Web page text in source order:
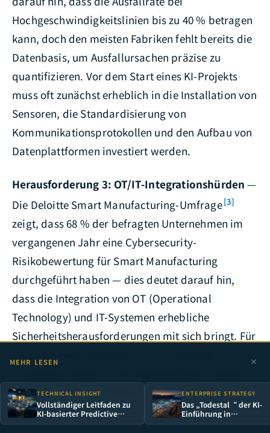
Hochgeschwindigkeitslinien bis zu 40 % betragen
kann, doch den meisten Fabriken fehlt bereits die
Datenbasis, um Ausfallursachen präzise zu
quantifizieren. Vor dem Start eines KI-Projekts
muss oft zunächst erheblich in die Installation von
Sensoren, die Standardisierung von
Kommunikationsprotokollen und den Aufbau von
Datenplattformen investiert werden.
Herausforderung 3: OT/IT-Integrationshürden —
Die Deloitte Smart Manufacturing-Umfrage[3]
zeigt, dass 68 % der befragten Unternehmen im
vergangenen Jahr eine Cybersecurity-
Risikobewertung für Smart Manufacturing
durchgeführt haben — dies deutet darauf hin,
dass die Integration von OT (Operational
Technology) und IT-Systemen erhebliche
Sicherheitsherausforderungen mit sich bringt. Für
sind Sicherheitsbedenken ein wesentliches
Hindernis bei der KI-Einführung.
MEHR LESEN
TECHNICAL INSIGHT
Vollständiger Leitfaden zu
KI-basierter Predictive
Maintenance: Von der
ENTERPRISE STRATEGY
Das „Todestal“ der KI-
Einführung in
Unternehmen — Warum